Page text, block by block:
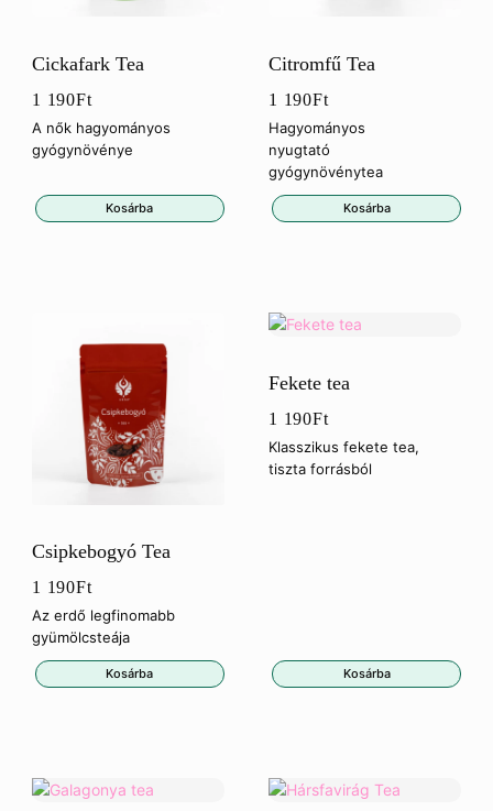
Cickafark Tea
1 190Ft
A nők hagyományos
gyógynövénye
Kosárba
Citromfű Tea
1 190Ft
Hagyományos
nyugtató
gyógynövénytea
Kosárba
Csipkebogyó Tea
1 190Ft
Az erdő legfinomabb
gyümölcsteája
Kosárba
Fekete tea
1 190Ft
Klasszikus fekete tea,
tiszta forrásból
Kosárba